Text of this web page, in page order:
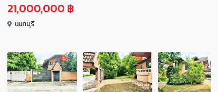
21,000,000 ฿
นนทบุรี